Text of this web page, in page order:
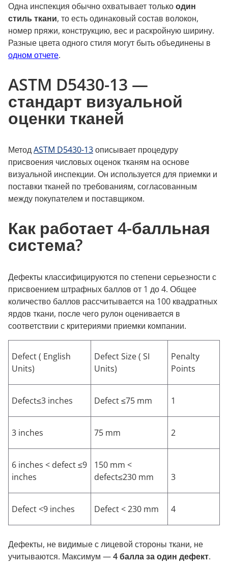
Одна инспекция обычно охватывает толькоодин
стиль ткани, то есть одинаковый состав волокон,
номер пряжи, конструкцию, вес и раскройную ширину.
Разные цвета одного стиля могут быть объединены в
одном отчете.
ASTM D5430-13 —
стандарт визуальной
оценки тканей
МетодASTM D5430-13описывает процедуру
присвоения числовых оценок тканям на основе
визуальной инспекции. Он используется для приемки и
поставки тканей по требованиям, согласованным
между покупателем и поставщиком.
Как работает 4-балльная
система?
Дефекты классифицируются по степени серьезности с
присвоением штрафных баллов от 1 до 4. Общее
количество баллов рассчитывается на 100 квадратных
ярдов ткани, после чего рулон оценивается в
соответствии с критериями приемки компании.
Defect ( English
Units)
Defect Size ( SI
Units)
Penalty
Points
Defect≤3 inches Defect ≤75 mm 1
3 inches 75 mm 2
6 inches < defect ≤9
inches
150 mm <
defect≤230 mm
3
Defect <9 inches Defect < 230 mm 4
Дефекты, не видимые с лицевой стороны ткани, не
учитываются. Максимум —4 балла за один дефект.